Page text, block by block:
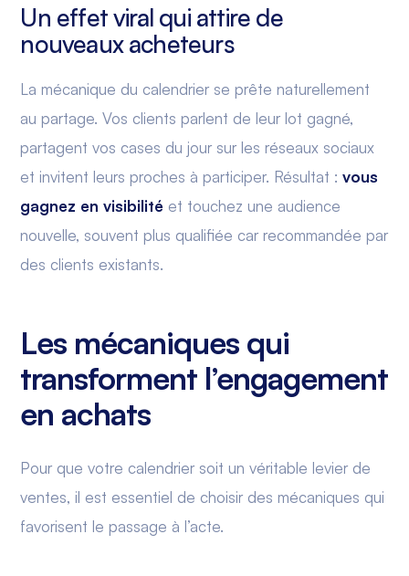
Un effet viral qui attire de
nouveaux acheteurs
La mécanique du calendrier se prête naturellement
au partage. Vos clients parlent de leur lot gagné,
partagent vos cases du jour sur les réseaux sociaux
et invitent leurs proches à participer. Résultat :vous
gagnez en visibilité et touchez une audience
nouvelle, souvent plus qualifiée car recommandée par
des clients existants.
Les mécaniques qui
transforment l’engagement
en achats
Pour que votre calendrier soit un véritable levier de
ventes, il est essentiel de choisir des mécaniques qui
favorisent le passage à l’acte.